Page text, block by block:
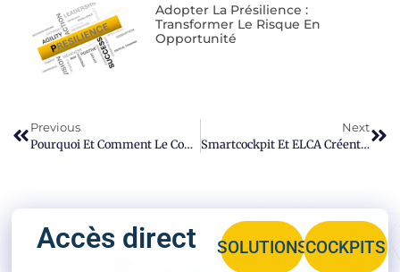
Adopter La Présilience :
Transformer Le Risque En
Opportunité
Previous
Pourquoi Et Comment Le Conseil D’administration Doit-Il Se Préoccuper De La Cyber-Sécurité
Next
Smartcockpit Et ELCA Créent Un Partenariat Pour Fournir Des Solutions De Cybersécurité Intelligentes
Accès direct SOLUTIONSCOCKPITS